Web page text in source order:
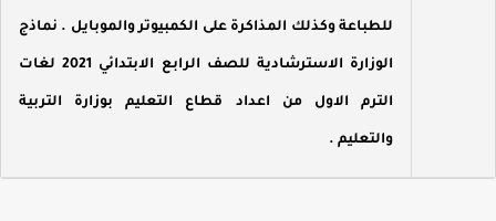
للطباعة وكذلك المذاكرة على الكمبيوتر والموبايل . نماذج
الوزارة الاسترشادية للصف الرابع الابتدائي 2021 لغات
الترم الاول من اعداد قطاع التعليم بوزارة التربية
والتعليم .